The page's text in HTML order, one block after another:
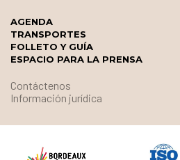
AGENDA
TRANSPORTES
FOLLETO Y GUÍA
ESPACIO PARA LA PRENSA
Contáctenos
Información jurídica